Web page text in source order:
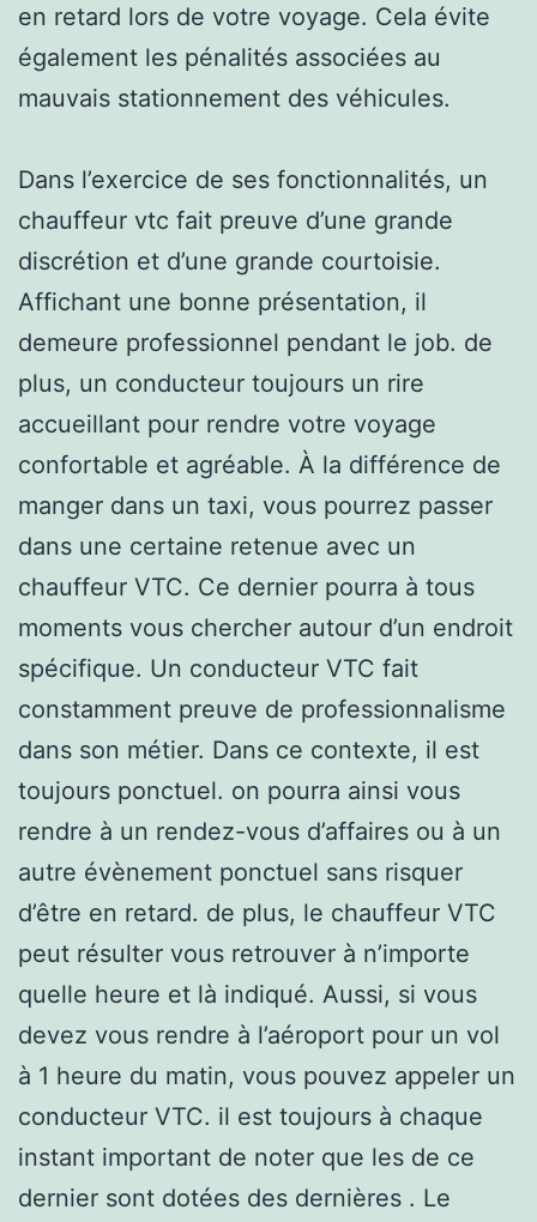
en retard lors de votre voyage. Cela évite
également les pénalités associées au
mauvais stationnement des véhicules.
Dans l’exercice de ses fonctionnalités, un
chauffeur vtc fait preuve d’une grande
discrétion et d’une grande courtoisie.
Affichant une bonne présentation, il
demeure professionnel pendant le job. de
plus, un conducteur toujours un rire
accueillant pour rendre votre voyage
confortable et agréable. À la différence de
manger dans un taxi, vous pourrez passer
dans une certaine retenue avec un
chauffeur VTC. Ce dernier pourra à tous
moments vous chercher autour d’un endroit
spécifique. Un conducteur VTC fait
constamment preuve de professionnalisme
dans son métier. Dans ce contexte, il est
toujours ponctuel. on pourra ainsi vous
rendre à un rendez-vous d’affaires ou à un
autre évènement ponctuel sans risquer
d’être en retard. de plus, le chauffeur VTC
peut résulter vous retrouver à n’importe
quelle heure et là indiqué. Aussi, si vous
devez vous rendre à l’aéroport pour un vol
à 1 heure du matin, vous pouvez appeler un
conducteur VTC. il est toujours à chaque
instant important de noter que les de ce
dernier sont dotées des dernières . Le